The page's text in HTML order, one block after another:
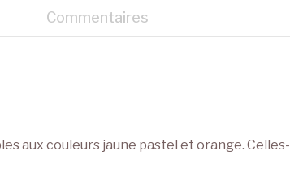
Commentaires
aux couleurs jaune pastel et orange.